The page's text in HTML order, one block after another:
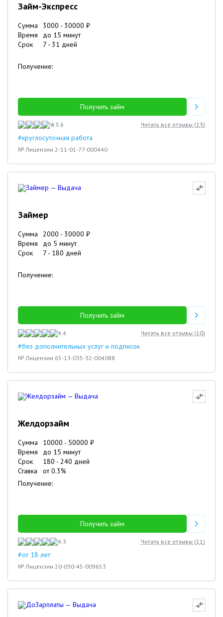
Займ-Экспресс
Сумма 3000 - 30000 ₽
Время
до 15 минут
Срок
7 - 31 дней
Получение:
Получить займ
3.6 Читать все отзывы (13)
#круглосуточная работа
№ Лицензии 2-11-01-77-000440
Займер
Сумма 2000 - 30000 ₽
Время
до 5 минут
Срок
7 - 180 дней
Получение:
Получить займ
4.4 Читать все отзывы (10)
#без дополнительных услуг и подписок
№ Лицензии 65-13-035-32-004088
Желдорзайм
Сумма 10000 - 50000 ₽
Время
до 15 минут
Срок
180 - 240 дней
Ставка
от0.3%
Получение:
Получить займ
4.3 Читать все отзывы (11)
#от 18 лет
№ Лицензии 20-030-45-009653